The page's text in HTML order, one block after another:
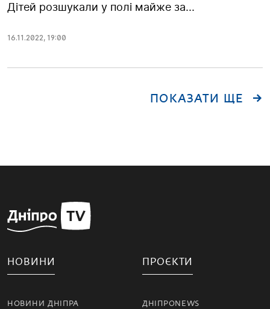
Дітей розшукали у полі майже за...
16.11.2022, 19:00
ПОКАЗАТИ ЩЕ
НОВИНИ
НОВИНИ ДНІПРА
ПРОЄКТИ
ДНІПРОNEWS